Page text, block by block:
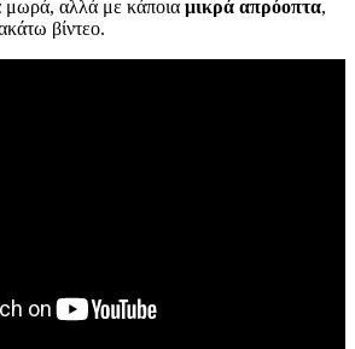
μωρά, αλλά με κάποια μικρά απρόοπτα,
βίντεο.